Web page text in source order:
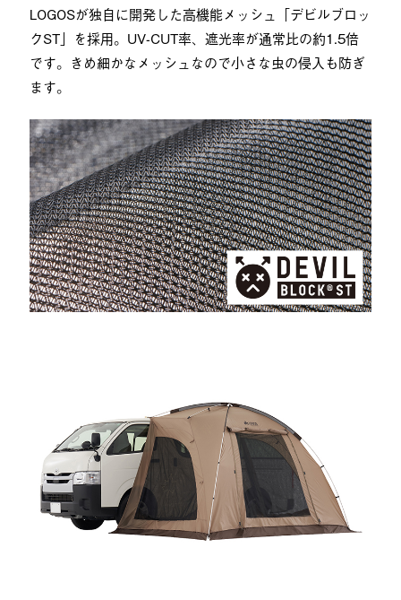
LOGOSが独自に開発した高機能メッシュ「デビルブロッ
クST」を採用。UV-CUT率、遮光率が通常比の約1.5倍
です。きめ細かなメッシュなので小さな虫の侵入も防ぎ
ます。